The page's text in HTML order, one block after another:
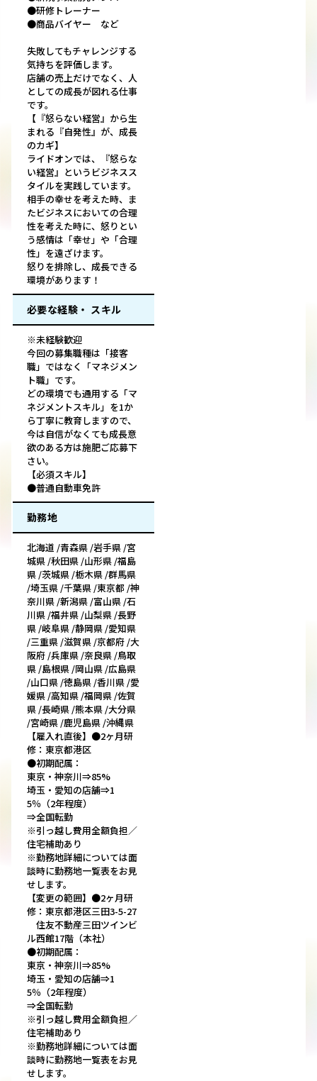
●研修トレーナー
●商品バイヤー など
失敗してもチャレンジする
気持ちを評価します。
店舗の売上だけでなく、人
としての成長が図れる仕事
です。
【『怒らない経営』から生
まれる『自発性』が、成長
のカギ】
ライドオンでは、『怒らな
い経営』というビジネスス
タイルを実践しています。
相手の幸せを考えた時、ま
たビジネスにおいての合理
性を考えた時に、怒りとい
う感情は「幸せ」や「合理
性」を遠ざけます。
怒りを排除し、成長できる
環境があります！
必要な経験・ スキル
※未経験歓迎
今回の募集職種は「接客
職」ではなく「マネジメン
ト職」です。
どの環境でも通用する「マ
ネジメントスキル」を1か
ら丁寧に教育しますので、
今は自信がなくても成長意
欲のある方は施肥ご応募下
さい。
【必須スキル】
●普通自動車免許
勤務地
北海道 /青森県 /岩手県 /宮
城県 /秋田県 /山形県 /福島
県 /茨城県 /栃木県 /群馬県
/埼玉県 /千葉県 /東京都 /神
奈川県 /新潟県 /富山県 /石
川県 /福井県 /山梨県 /長野
県 /岐阜県 /静岡県 /愛知県
/三重県 /滋賀県 /京都府 /大
阪府 /兵庫県 /奈良県 /鳥取
県 /島根県 /岡山県 /広島県
/山口県 /徳島県 /香川県 /愛
媛県 /高知県 /福岡県 /佐賀
県 /長崎県 /熊本県 /大分県
/宮崎県 /鹿児島県 /沖縄県
【雇入れ直後】●2ヶ月研
修：東京都港区
●初期配属：
東京・神奈川⇒85%
埼玉・愛知の店舗⇒1
5％（2年程度）
⇒全国転勤
※引っ越し費用全額負担／
住宅補助あり
※勤務地詳細については面
談時に勤務地一覧表をお見
せします。
【変更の範囲】●2ヶ月研
修：東京都港区三田3-5-27
住友不動産三田ツインビ
ル西館17階（本社）
●初期配属：
東京・神奈川⇒85%
埼玉・愛知の店舗⇒1
5％（2年程度）
⇒全国転勤
※引っ越し費用全額負担／
住宅補助あり
※勤務地詳細については面
談時に勤務地一覧表をお見
せします。